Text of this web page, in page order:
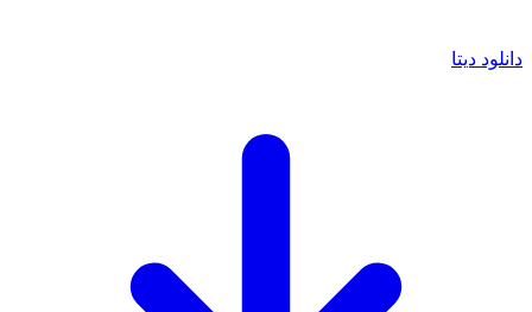
دانلود دیتا